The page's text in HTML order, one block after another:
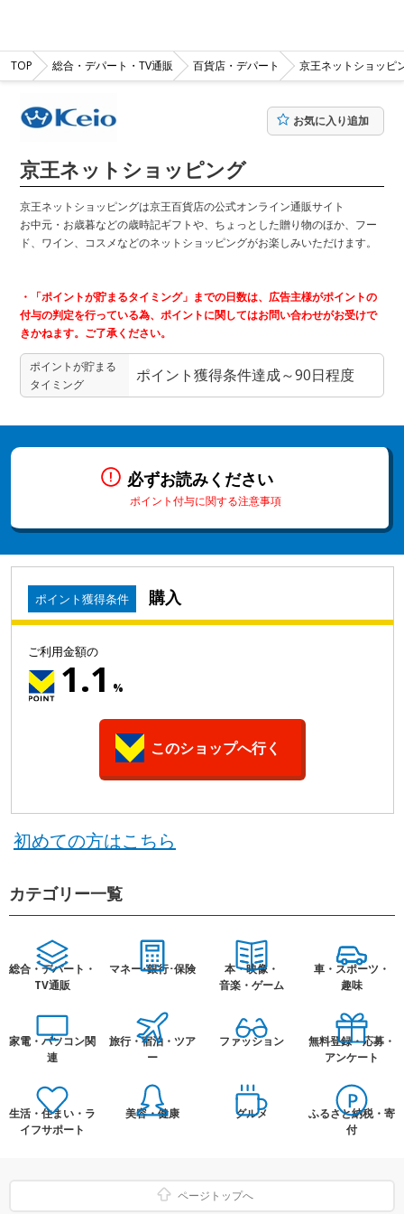
TOP 総合・デパート・TV通販 百貨店・デパート 京王ネットショッピ
お気に入り追加
京王ネットショッピング
京王ネットショッピングは京王百貨店の公式オンライン通販サイト
お中元・お歳暮などの歳時記ギフトや、ちょっとした贈り物のほか、フー
ド、ワイン、コスメなどのネットショッピングがお楽しみいただけます。
・「ポイントが貯まるタイミング」までの日数は、広告主様がポイントの
付与の判定を行っている為、ポイントに関してはお問い合わせがお受けで
きかねます。ご了承ください。
ポイントが貯まる
タイミング
ポイント獲得条件達成～90日程度
必ずお読みください
ポイント付与に関する注意事項
ポイント獲得条件 購入
ご利用金額の
1.1 %
このショップへ行く
初めての方はこちら
カテゴリー一覧
総合・デパート・
TV通販
マネー･銀行･保険
本・映像・
音楽・ゲーム
車・スポーツ・
趣味
家電・パソコン関
連
旅行・宿泊・ツア
ー
ファッション
無料登録・応募・
アンケート
生活・住まい・ラ
イフサポート
美容・健康 グルメ
ふるさと納税・寄
付
ページトップへ